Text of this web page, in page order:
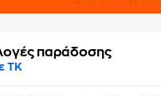
παράδοσης
ΤΚ